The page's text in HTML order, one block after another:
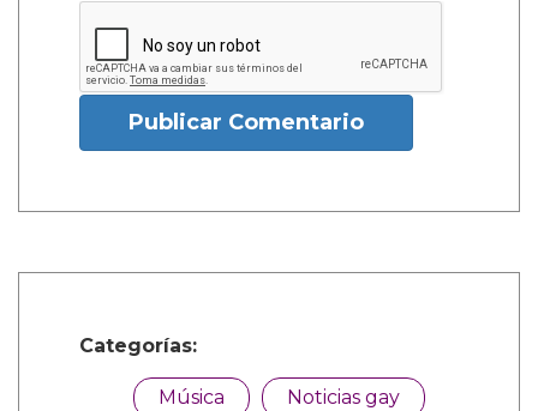
Publicar Comentario
Categorías:
Música Noticias gay